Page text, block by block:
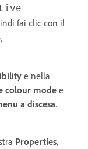
fai clic con il
.
e nella
colour modee
a discesa.
Properties,